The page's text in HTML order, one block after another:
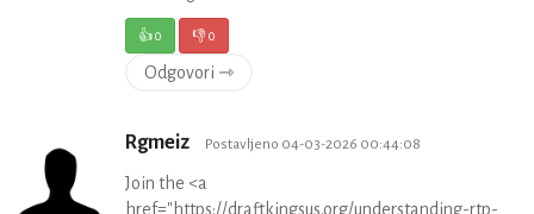
👍0 👎0
Odgovori ⇾
Rgmeiz Postavljeno 04-03-2026 00:44:08
Join the <a
href="https://draftkingsus.org/understanding-rtp-